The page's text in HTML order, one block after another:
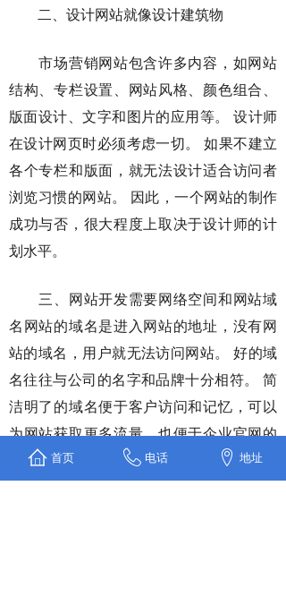
二、设计网站就像设计建筑物
市场营销网站包含许多内容，如网站
结构、专栏设置、网站风格、颜色组合、
版面设计、文字和图片的应用等。 设计师
在设计网页时必须考虑一切。 如果不建立
各个专栏和版面，就无法设计适合访问者
浏览习惯的网站。 因此，一个网站的制作
成功与否，很大程度上取决于设计师的计
划水平。
三、网站开发需要网络空间和网站域
名网站的域名是进入网站的地址，没有网
站的域名，用户就无法访问网站。 好的域
名往往与公司的名字和品牌十分相符。 简
洁明了的域名便于客户访问和记忆，可以
为网站获取更多流量，也便于企业官网的
宣传推广。
首页 电话 地址